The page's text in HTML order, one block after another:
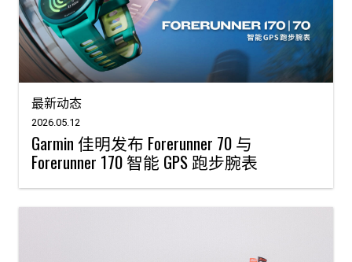
最新动态
2026.05.12
Garmin 佳明发布 Forerunner 70 与
Forerunner 170 智能 GPS 跑步腕表